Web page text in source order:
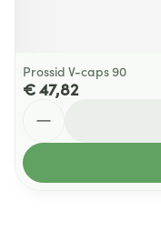
Prossid V-caps 90
€ 47,82